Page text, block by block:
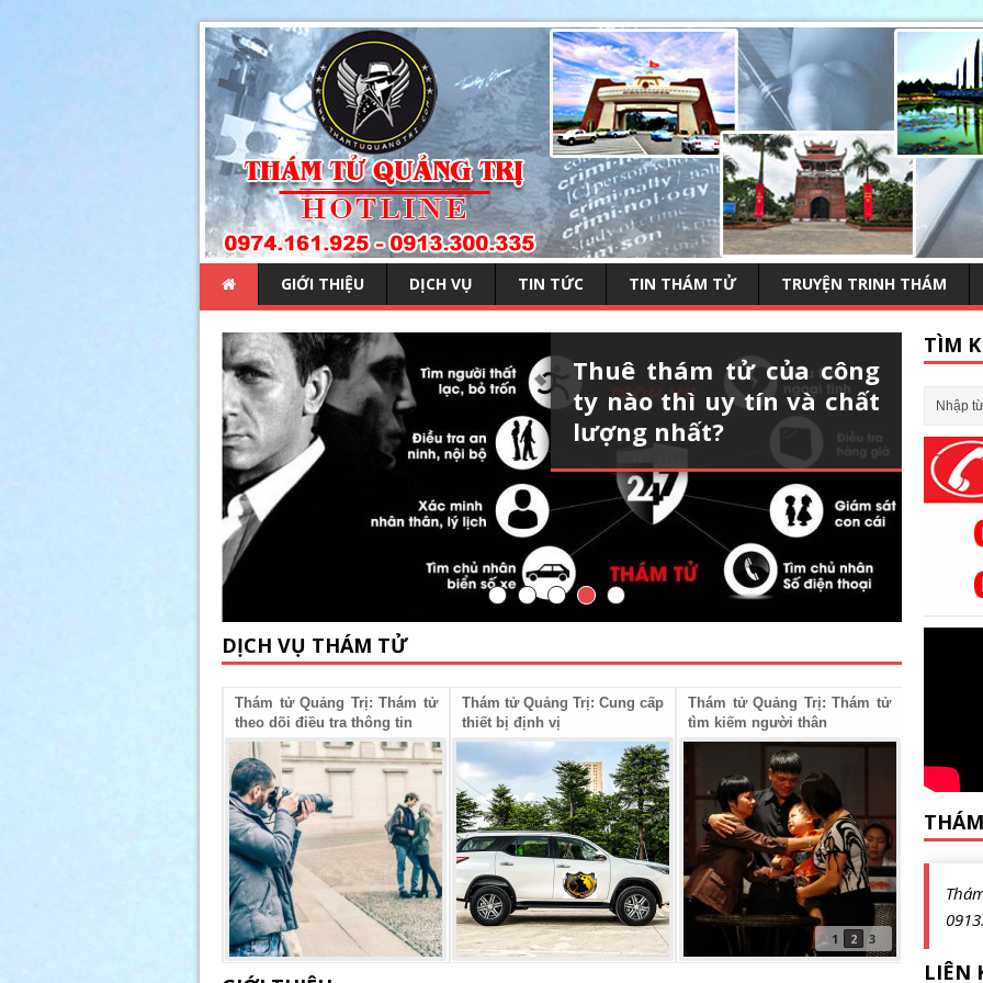
GIỚI THIỆU DỊCH VỤ TIN TỨC TIN THÁM TỬ TRUYỆN TRINH THÁM
Thuê thám tử của công
ty nào thì uy tín và chất
lượng nhất?
DỊCH VỤ THÁM TỬ
Thám tử Quảng Trị: Thám tử
theo dõi điều tra thông tin
Thám tử Quảng Trị: Cung cấp
thiết bị định vị
Thám tử Quảng Trị: Thám tử
tìm kiếm người thân
1 2 3
TÌM
LIÊN